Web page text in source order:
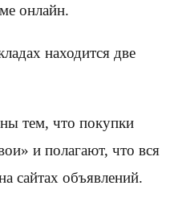
онлайн.
находится две
тем, что покупки
и полагают, что вся
сайтах объявлений.